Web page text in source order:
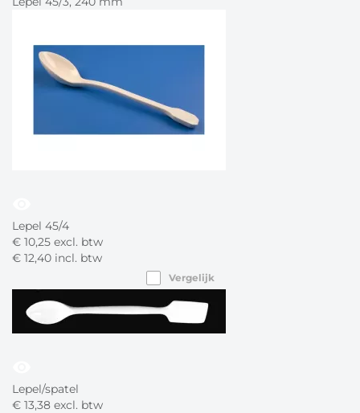
Lepel 45/4
€ 10,25 excl. btw
€ 12,40 incl. btw
Vergelijk
Lepel/spatel
€ 13,38 excl. btw